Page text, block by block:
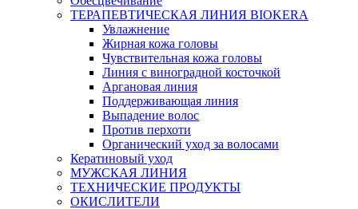
ТЕРАПЕВТИЧЕСКАЯ ЛИНИЯ BIOKERA
Увлажнение
Жирная кожа головы
Чувствительная кожа головы
Линия c виноградной косточкой
Аргановая линия
Поддерживающая линия
Выпадение волос
Против перхоти
Органический уход за волосами
Кератиновый уход
МУЖСКАЯ ЛИНИЯ
ТЕХНИЧЕСКИЕ ПРОДУКТЫ
ОКИСЛИТЕЛИ